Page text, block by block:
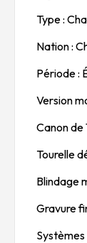
Type :
Nation :
Période :
Version
Canon de
Tourelle
Blindage
Gravure